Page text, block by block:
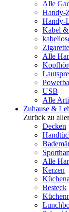
Alle
Handy-
Handy-
Kabel
Alle
USB
Alle
Zuhause &
Zurück zu
Decken
Alle
Kerzen
Besteck